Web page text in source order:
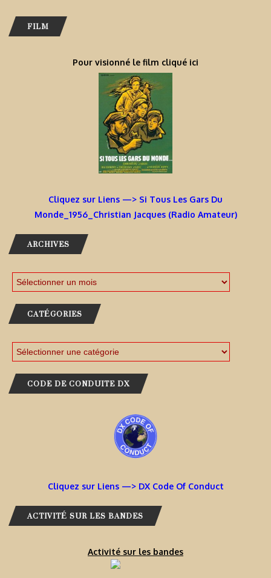
FILM
Pour visionné le film cliqué ici
Cliquez sur Liens —> Si Tous Les Gars Du
Monde_1956_Christian Jacques (Radio Amateur)
ARCHIVES
CATÉGORIES
CODE DE CONDUITE DX
Cliquez sur Liens —> DX Code Of Conduct
ACTIVITÉ SUR LES BANDES
Activité sur les bandes